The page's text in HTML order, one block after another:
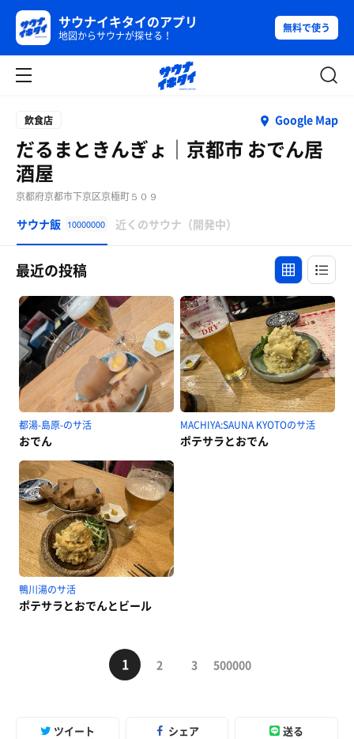
サウナイキタイのアプリ
地図からサウナが探せる！
無料で使う
飲食店 Google Map
だるまときんぎょ｜京都市 おでん居
酒屋
京都府京都市下京区京極町５０９
サウナ飯 10000000 近くのサウナ（開発中）
最近の投稿
都湯-島原-のサ活
おでん
MACHIYA:SAUNA KYOTOのサ活
ポテサラとおでん
鴨川湯のサ活
ポテサラとおでんとビール
1 2 3 500000
ツイート シェア 送る